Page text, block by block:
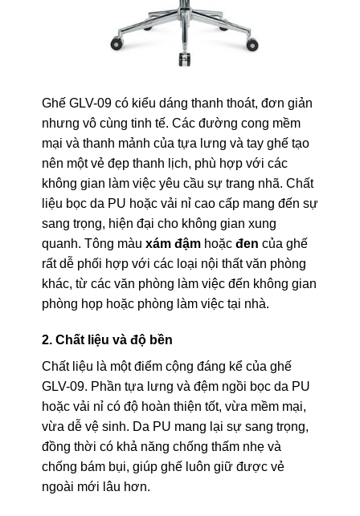
Ghế GLV-09 có kiểu dáng thanh thoát, đơn giản
nhưng vô cùng tinh tế. Các đường cong mềm
mại và thanh mảnh của tựa lưng và tay ghế tạo
nên một vẻ đẹp thanh lịch, phù hợp với các
không gian làm việc yêu cầu sự trang nhã. Chất
liệu bọc da PU hoặc vải nỉ cao cấp mang đến sự
sang trọng, hiện đại cho không gian xung
quanh. Tông màu xám đậmhoặc đen của ghế
rất dễ phối hợp với các loại nội thất văn phòng
khác, từ các văn phòng làm việc đến không gian
phòng họp hoặc phòng làm việc tại nhà.
2. Chất liệu và độ bền
Chất liệu là một điểm cộng đáng kể của ghế
GLV-09. Phần tựa lưng và đệm ngồi bọc da PU
hoặc vải nỉ có độ hoàn thiện tốt, vừa mềm mại,
vừa dễ vệ sinh. Da PU mang lại sự sang trọng,
đồng thời có khả năng chống thấm nhẹ và
chống bám bụi, giúp ghế luôn giữ được vẻ
ngoài mới lâu hơn.